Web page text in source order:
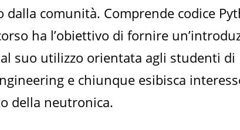
dalla comunità. Comprende codice
ha l’obiettivo di fornire
suo utilizzo orientata agli studenti di
e chiunque esibisca
della neutronica.